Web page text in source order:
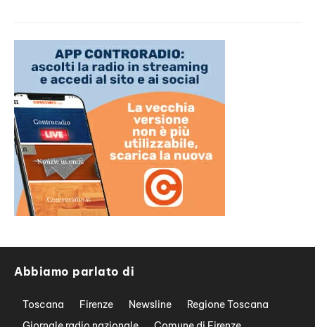
Abbiamo parlato di
Toscana Firenze Newsline
Regione Toscana